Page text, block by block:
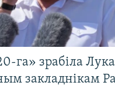
га» зрабіла
закладнікам